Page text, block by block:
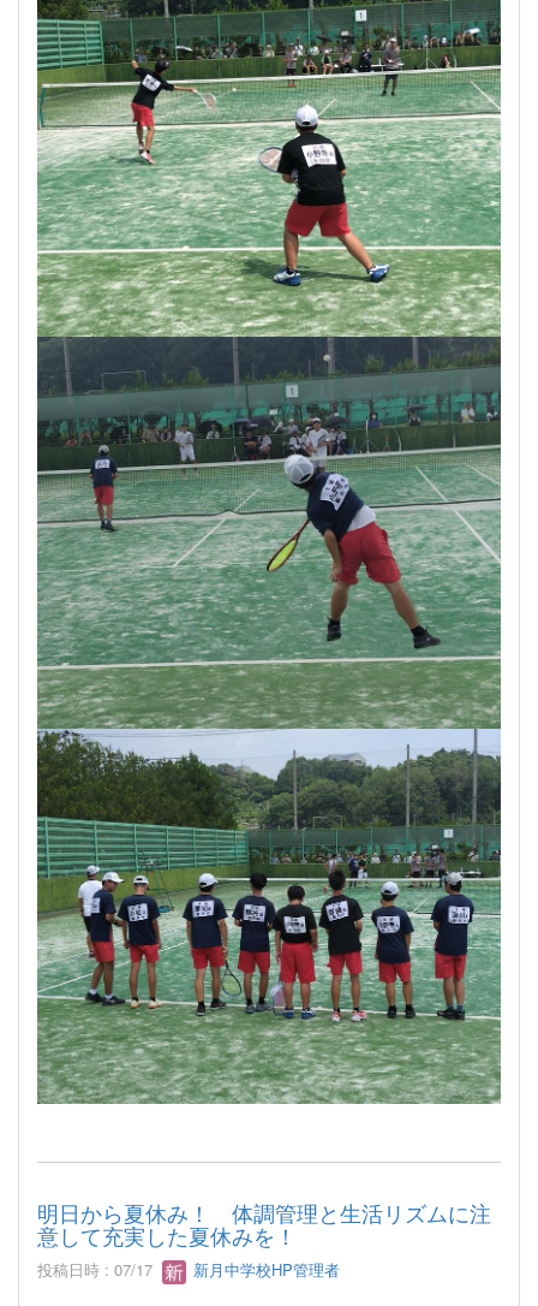
明日から夏休み！ 体調管理と生活リズムに注
意して充実した夏休みを！
投稿日時 : 07/17 新月中学校HP管理者